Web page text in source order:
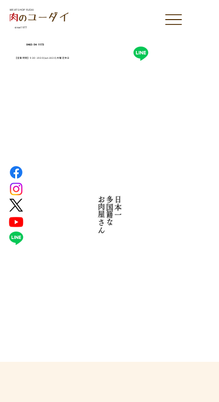
0463-54-1173
【営業時間】9:30-19:30(sun18:30)木曜定休日
MEAT SHOP YUDAI
since1977
日本一
多国籍な
お肉屋さん